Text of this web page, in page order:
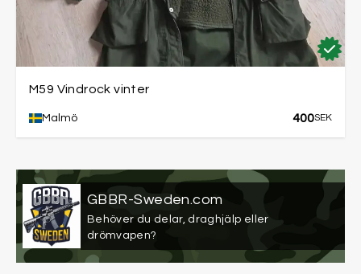
M59 Vindrock vinter
Malmö 400SEK
GBBR-Sweden.com
Behöver du delar, draghjälp eller
drömvapen?